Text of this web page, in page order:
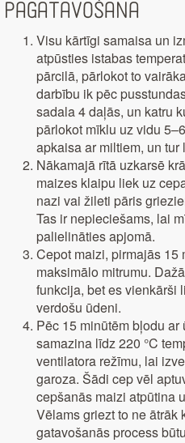
Pagatavošana
Visu kārtīgi samaisa un
atpūsties istabas
pārcilā, pārlokot to
darbību ik pēc
sadala 4 daļās, un katru
pārlokot mīklu uz vidu
apkaisa ar miltiem, un
Nākamajā rītā uzkarsē
maizes klaipu liek uz
nazi vai žileti pāris
Tas ir nepieciešams, lai
palielināties apjomā.
Cepot maizi, pirmajās 15
maksimālo mitrumu.
funkcija, bet es vienkārši
verdošu ūdeni.
Pēc 15 minūtēm bļodu
samazina līdz 220 °C
ventilatora režīmu, lai
garoza. Šādi cep vēl
cepšanās maizi atpūtina
Vēlams griezt to ne ātrāk
gatavošanās process